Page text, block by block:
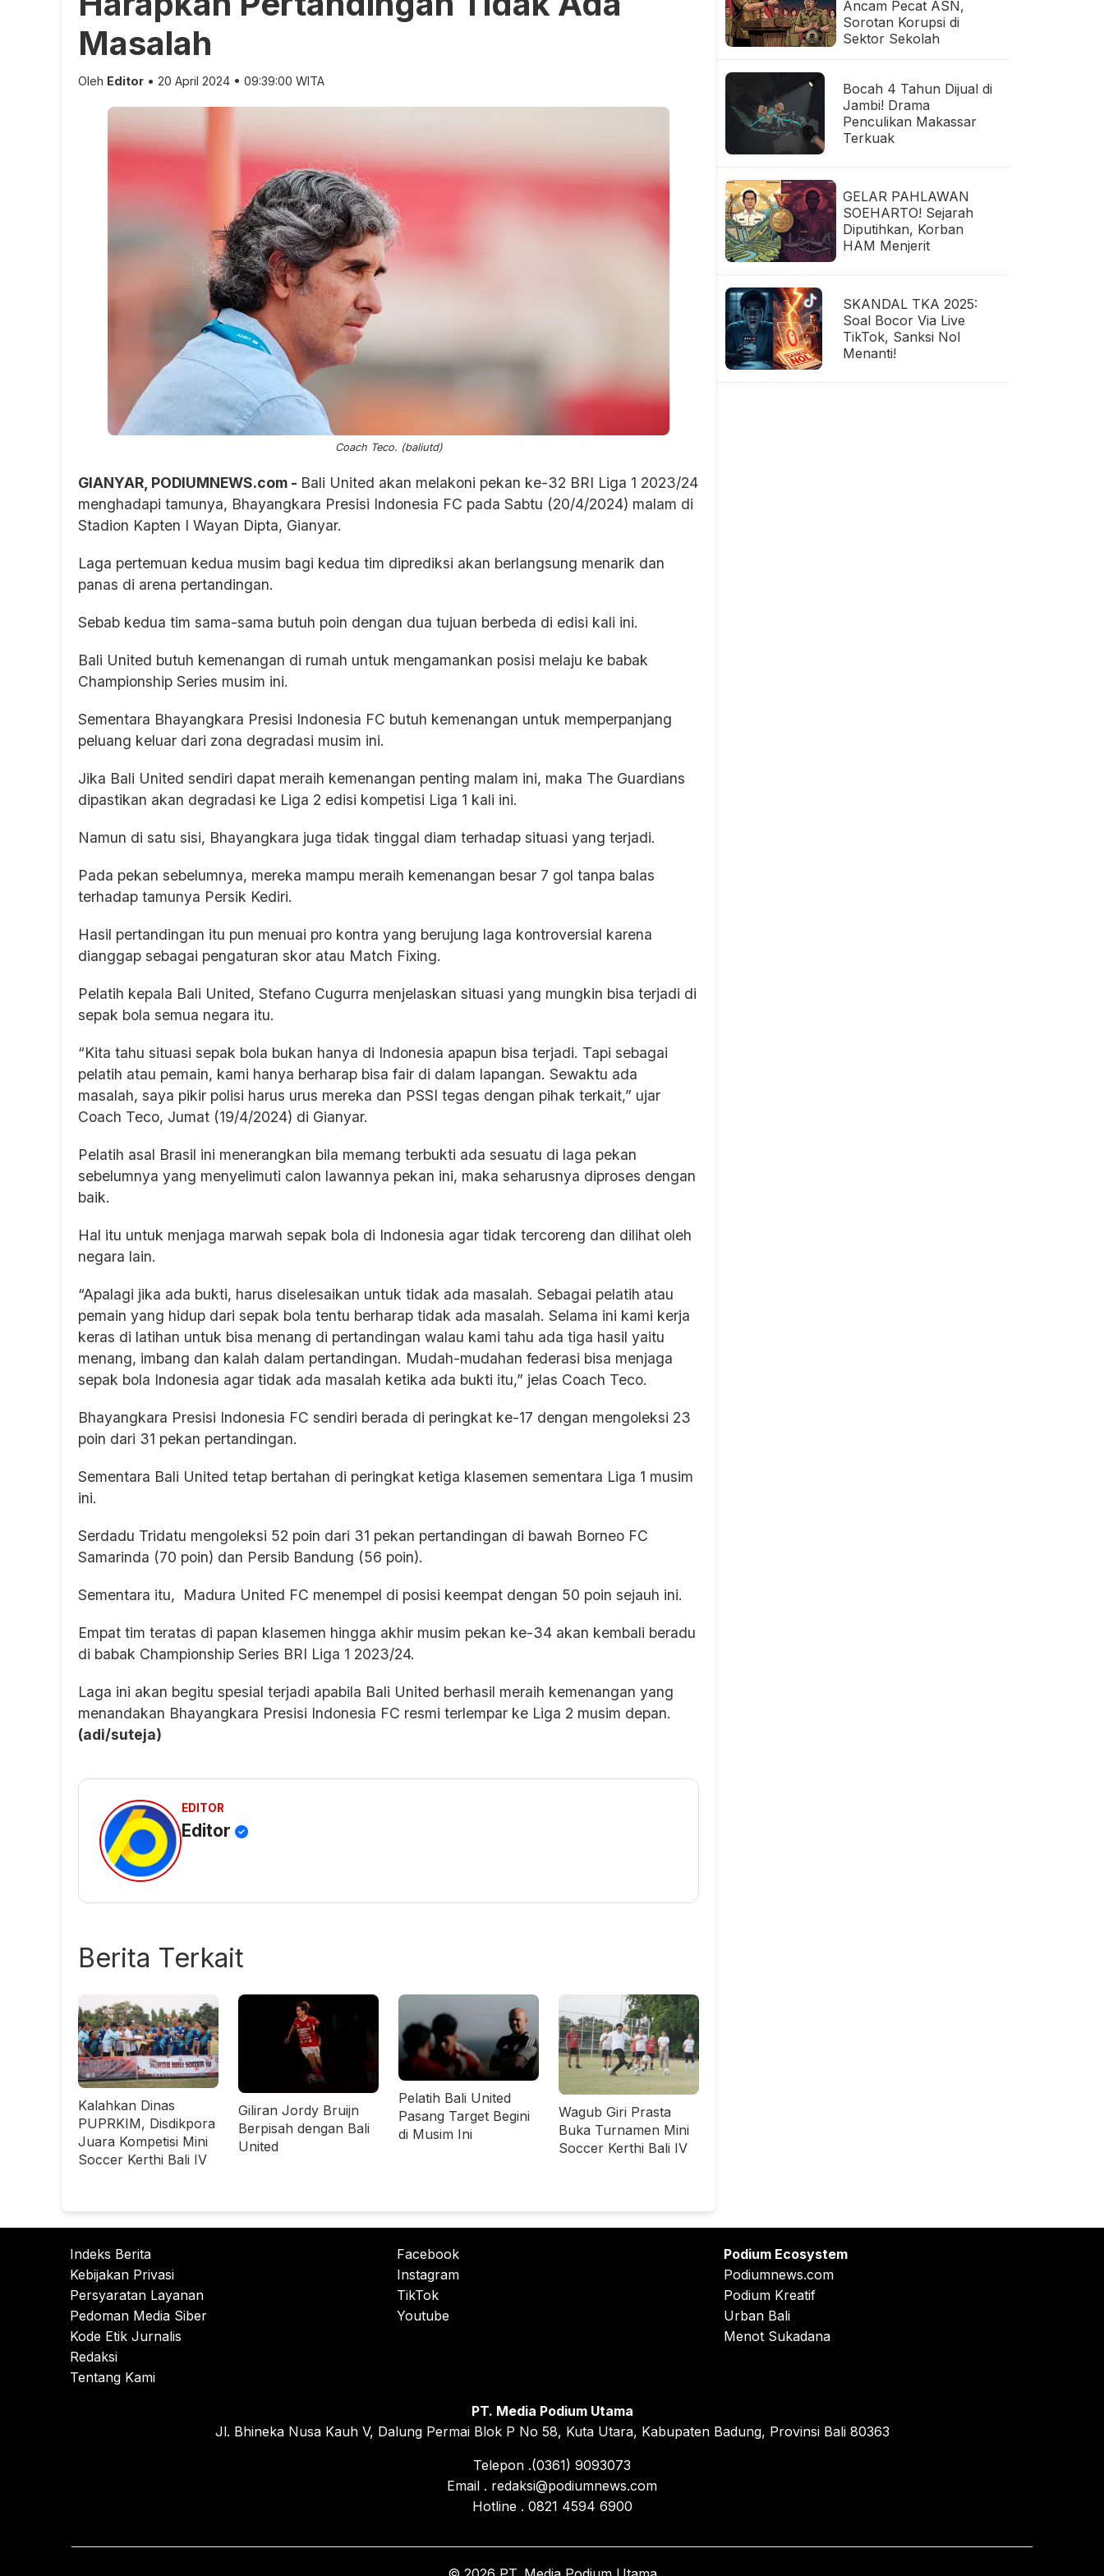
Masalah
Oleh Editor • 20 April 2024 • 09:39:00 WITA
Coach Teco. (baliutd)
GIANYAR, PODIUMNEWS.com - Bali United akan melakoni pekan ke-32 BRI Liga 1 2023/24
menghadapi tamunya, Bhayangkara Presisi Indonesia FC pada Sabtu (20/4/2024) malam di
Stadion Kapten I Wayan Dipta, Gianyar.
Laga pertemuan kedua musim bagi kedua tim diprediksi akan berlangsung menarik dan
panas di arena pertandingan.
Sebab kedua tim sama-sama butuh poin dengan dua tujuan berbeda di edisi kali ini.
Bali United butuh kemenangan di rumah untuk mengamankan posisi melaju ke babak
Championship Series musim ini.
Sementara Bhayangkara Presisi Indonesia FC butuh kemenangan untuk memperpanjang
peluang keluar dari zona degradasi musim ini.
Jika Bali United sendiri dapat meraih kemenangan penting malam ini, maka The Guardians
dipastikan akan degradasi ke Liga 2 edisi kompetisi Liga 1 kali ini.
Namun di satu sisi, Bhayangkara juga tidak tinggal diam terhadap situasi yang terjadi.
Pada pekan sebelumnya, mereka mampu meraih kemenangan besar 7 gol tanpa balas
terhadap tamunya Persik Kediri.
Hasil pertandingan itu pun menuai pro kontra yang berujung laga kontroversial karena
dianggap sebagai pengaturan skor atau Match Fixing.
Pelatih kepala Bali United, Stefano Cugurra menjelaskan situasi yang mungkin bisa terjadi di
sepak bola semua negara itu.
“Kita tahu situasi sepak bola bukan hanya di Indonesia apapun bisa terjadi. Tapi sebagai
pelatih atau pemain, kami hanya berharap bisa fair di dalam lapangan. Sewaktu ada
masalah, saya pikir polisi harus urus mereka dan PSSI tegas dengan pihak terkait,” ujar
Coach Teco, Jumat (19/4/2024) di Gianyar.
Pelatih asal Brasil ini menerangkan bila memang terbukti ada sesuatu di laga pekan
sebelumnya yang menyelimuti calon lawannya pekan ini, maka seharusnya diproses dengan
baik.
Hal itu untuk menjaga marwah sepak bola di Indonesia agar tidak tercoreng dan dilihat oleh
negara lain.
“Apalagi jika ada bukti, harus diselesaikan untuk tidak ada masalah. Sebagai pelatih atau
pemain yang hidup dari sepak bola tentu berharap tidak ada masalah. Selama ini kami kerja
keras di latihan untuk bisa menang di pertandingan walau kami tahu ada tiga hasil yaitu
menang, imbang dan kalah dalam pertandingan. Mudah-mudahan federasi bisa menjaga
sepak bola Indonesia agar tidak ada masalah ketika ada bukti itu,” jelas Coach Teco.
Bhayangkara Presisi Indonesia FC sendiri berada di peringkat ke-17 dengan mengoleksi 23
poin dari 31 pekan pertandingan.
Sementara Bali United tetap bertahan di peringkat ketiga klasemen sementara Liga 1 musim
ini.
Serdadu Tridatu mengoleksi 52 poin dari 31 pekan pertandingan di bawah Borneo FC
Samarinda (70 poin) dan Persib Bandung (56 poin).
Sementara itu, Madura United FC menempel di posisi keempat dengan 50 poin sejauh ini.
Empat tim teratas di papan klasemen hingga akhir musim pekan ke-34 akan kembali beradu
di babak Championship Series BRI Liga 1 2023/24.
Laga ini akan begitu spesial terjadi apabila Bali United berhasil meraih kemenangan yang
menandakan Bhayangkara Presisi Indonesia FC resmi terlempar ke Liga 2 musim depan.
(adi/suteja)
EDITOR
Editor
Berita Terkait
Kalahkan Dinas
PUPRKIM, Disdikpora
Juara Kompetisi Mini
Soccer Kerthi Bali IV
Giliran Jordy Bruijn
Berpisah dengan Bali
United
Pelatih Bali United
Pasang Target Begini
di Musim Ini
Wagub Giri Prasta
Buka Turnamen Mini
Soccer Kerthi Bali IV
Ancam Pecat ASN,
Sorotan Korupsi di
Sektor Sekolah
Bocah 4 Tahun Dijual di
Jambi! Drama
Penculikan Makassar
Terkuak
GELAR PAHLAWAN
SOEHARTO! Sejarah
Diputihkan, Korban
HAM Menjerit
SKANDAL TKA 2025:
Soal Bocor Via Live
TikTok, Sanksi Nol
Menanti!
Indeks Berita
Kebijakan Privasi
Persyaratan Layanan
Pedoman Media Siber
Kode Etik Jurnalis
Redaksi
Tentang Kami
Facebook
Instagram
TikTok
Youtube
Podium Ecosystem
Podiumnews.com
Podium Kreatif
Urban Bali
Menot Sukadana
PT. Media Podium Utama
Jl. Bhineka Nusa Kauh V, Dalung Permai Blok P No 58, Kuta Utara, Kabupaten Badung, Provinsi Bali 80363
Telepon .(0361) 9093073
Email . redaksi@podiumnews.com
Hotline . 0821 4594 6900